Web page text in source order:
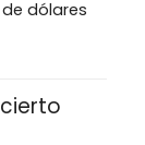
dólares